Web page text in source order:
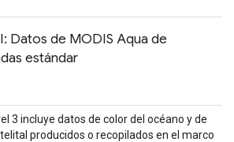
Datos de MODIS Aqua de
estándar
3 incluye datos de color del océano y de
producidos o recopilados en el marco